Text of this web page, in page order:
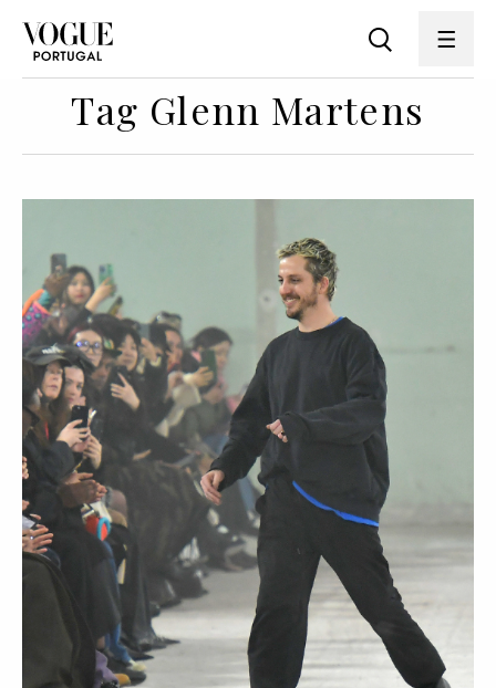
Tag Glenn Martens